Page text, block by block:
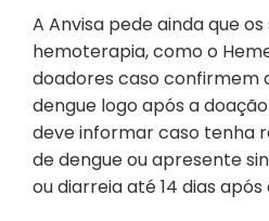
A Anvisa pede ainda que
hemoterapia, como o
doadores caso confirmem
dengue logo após a
deve informar caso tenha
de dengue ou apresente
ou diarreia até 14 dias após